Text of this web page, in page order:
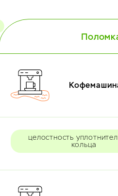
целостность
кольца